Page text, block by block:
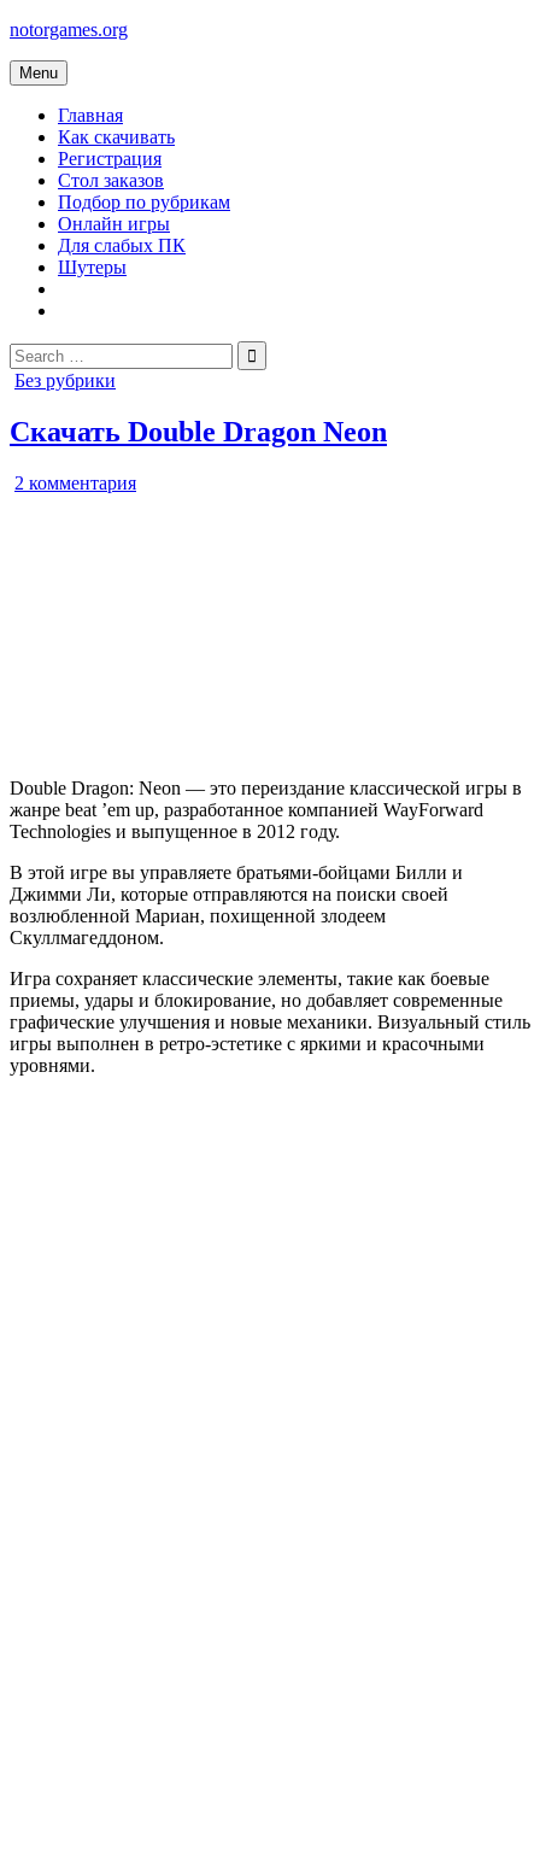
Skip
content
notorgames.org
Menu
Главная
Как скачивать
Регистрация
Стол заказов
Подбор по рубрикам
Онлайн игры
Для слабых ПК
Шутеры
Search
for:
Posted
Без рубрики
Скачать Double Dragon Neon
2 комментарияк
Double Dragon: Neon — это переиздание классической игры в
жанре beat ’em up, разработанное компанией WayForward
Technologies и выпущенное в 2012 году.
В этой игре вы управляете братьями-бойцами Билли и
Джимми Ли, которые отправляются на поиски своей
возлюбленной Мариан, похищенной злодеем
Скуллмагеддоном.
Игра сохраняет классические элементы, такие как боевые
приемы, удары и блокирование, но добавляет современные
графические улучшения и новые механики. Визуальный стиль
игры выполнен в ретро-эстетике с яркими и красочными
уровнями.